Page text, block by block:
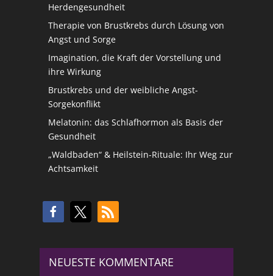
Herdengesundheit
Therapie von Brustkrebs durch Lösung von
Angst und Sorge
Imagination, die Kraft der Vorstellung und
ihre Wirkung
Brustkrebs und der weibliche Angst-
Sorgekonflikt
Melatonin: das Schlafhormon als Basis der
Gesundheit
„Waldbaden“ & Heilstein-Rituale: Ihr Weg zur
Achtsamkeit
NEUESTE KOMMENTARE